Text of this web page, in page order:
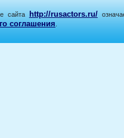
сайта http://rusactors.ru/
соглашения